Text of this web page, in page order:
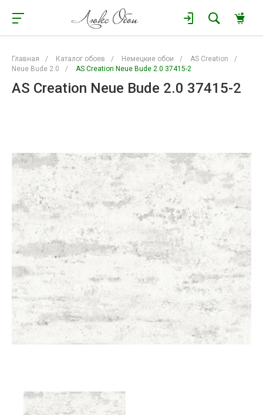
Главная / Каталог обоев / Немецкие обои / AS Creation
/
Neue Bude 2.0
/ AS Creation Neue Bude 2.0 37415-2
AS Creation Neue Bude 2.0 37415-2